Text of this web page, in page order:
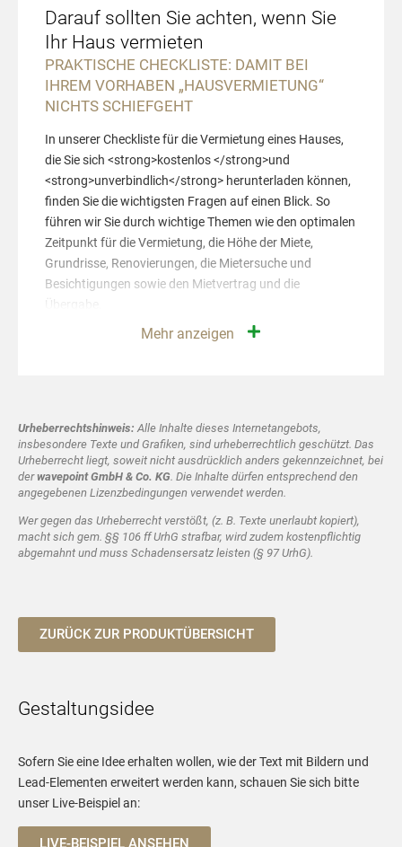
Darauf sollten Sie achten, wenn Sie
Ihr Haus vermieten
PRAKTISCHE CHECKLISTE: DAMIT BEI
IHREM VORHABEN „HAUSVERMIETUNG“
NICHTS SCHIEFGEHT
In unserer Checkliste für die Vermietung eines Hauses,
die Sie sich <strong>kostenlos </strong>und
<strong>unverbindlich</strong> herunterladen können,
finden Sie die wichtigsten Fragen auf einen Blick. So
führen wir Sie durch wichtige Themen wie den optimalen
Zeitpunkt für die Vermietung, die Höhe der Miete,
Grundrisse, Renovierungen, die Mietersuche und
Besichtigungen sowie den Mietvertrag und die
Mehr anzeigen
Urheberrechtshinweis: Alle Inhalte dieses Internetangebots,
insbesondere Texte und Grafiken, sind urheberrechtlich geschützt. Das
Urheberrecht liegt, soweit nicht ausdrücklich anders gekennzeichnet, bei
derwavepoint GmbH & Co. KG. Die Inhalte dürfen entsprechend den
angegebenen Lizenzbedingungen verwendet werden.
Wer gegen das Urheberrecht verstößt, (z. B. Texte unerlaubt kopiert),
macht sich gem. §§ 106 ff UrhG strafbar, wird zudem kostenpflichtig
abgemahnt und muss Schadensersatz leisten (§ 97 UrhG).
ZURÜCK ZUR PRODUKTÜBERSICHT
Gestaltungsidee
Sofern Sie eine Idee erhalten wollen, wie der Text mit Bildern und
Lead-Elementen erweitert werden kann, schauen Sie sich bitte
unser Live-Beispiel an: